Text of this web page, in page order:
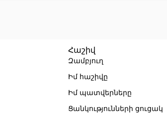
Հաշիվ
Զամբյուղ
Իմ հաշիվը
Իմ պատվերները
Ցանկությունների ցուցակ